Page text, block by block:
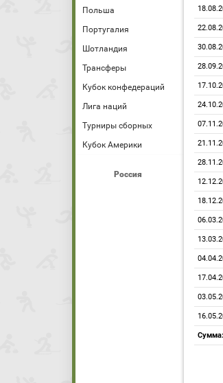
Польша
Португалия
Шотландия
Трансферы
Кубок конфедераций
Лига наций
Турниры сборных
Кубок Америки
Россия
Сумма: